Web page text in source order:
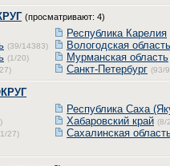
(просматривают: 4)
Республика Карелия
(39/14383)
Вологодская область
(1/20)
Мурманская область
Санкт-Петербург (93/
Республика Саха
Хабаровский край (8/
27)
Сахалинская